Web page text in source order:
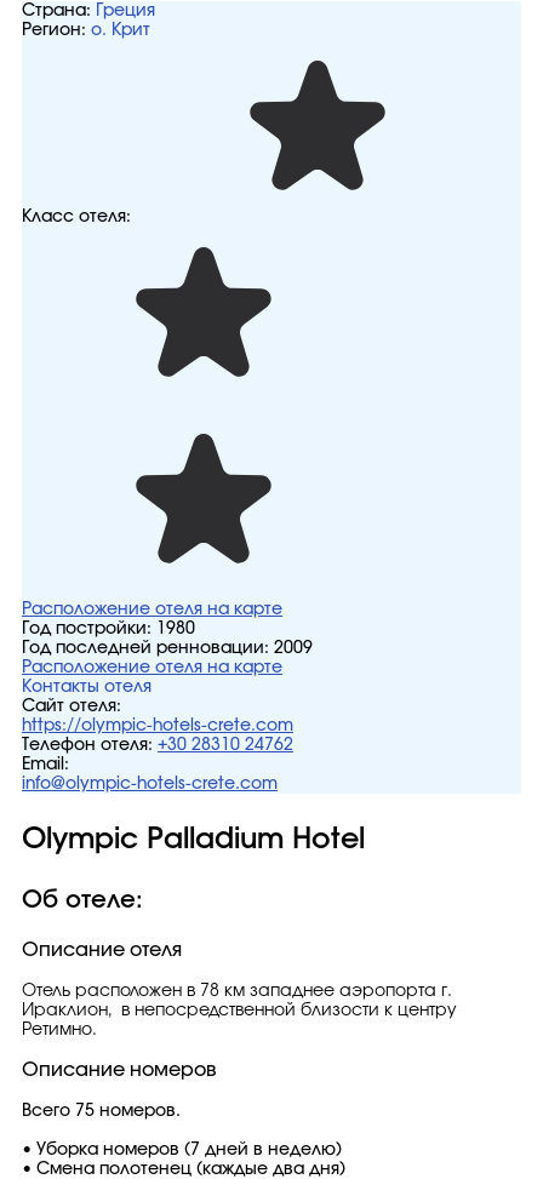
Страна:
Греция
Регион: о. Крит
Класс отеля:
Расположение отеля на карте
Год постройки:
1980
Год последней ренновации: 2009
Расположение отеля на карте
Контакты отеля
Сайт отеля:
https://olympic-hotels-crete.com
Телефон отеля: +30 28310 24762
Email:
info@olympic-hotels-crete.com
Olympic Palladium Hotel
Об отеле:
Описание отеля
Отель расположен в 78 км западнее аэропорта г.
Ираклион, в непосредственной близости к центру
Ретимно.
Описание номеров
Всего 75 номеров.
• Уборка номеров (7 дней в неделю)
• Смена полотенец (каждые два дня)